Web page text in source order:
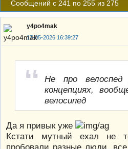
Сообщений с 241 по 255 из 275
y4po4mak
17-05-2026 16:39:27
Не про
концепциях,
велосипед
Да я привык уже
Кстати мутный ехал не